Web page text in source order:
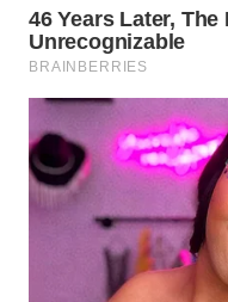
WN
DANAU
TOBA
WN
NIAS
WN
LANGKAT